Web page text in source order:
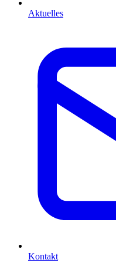
Aktuelles
Kontakt